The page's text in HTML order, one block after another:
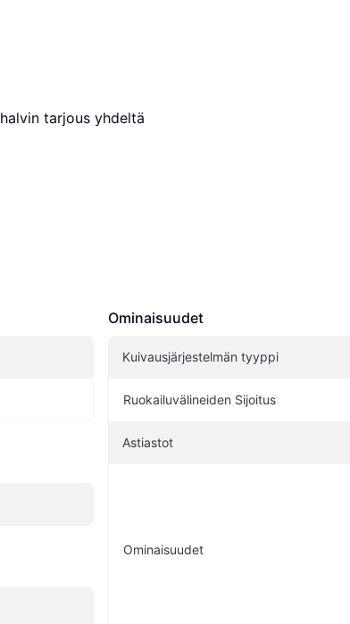
tarjous yhdeltä
Ominaisuudet
Kuivausjärjestelmän tyyppi
Ruokailuvälineiden Sijoitus
Astiastot
Ominaisuudet